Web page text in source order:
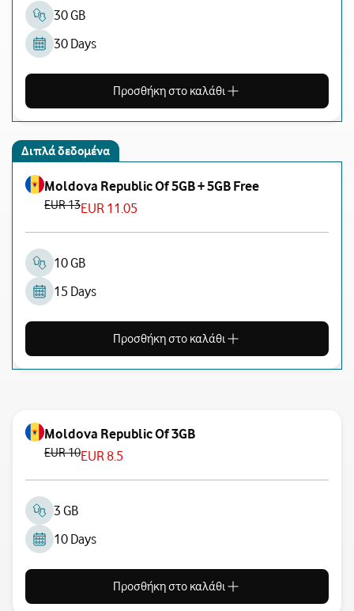
30 GB
30 Days
Προσθήκη στο καλάθι
Διπλά δεδομένα
Moldova Republic Of 5GB + 5GB Free
EUR 13EUR 11.05
10 GB
15 Days
Προσθήκη στο καλάθι
Moldova Republic Of 3GB
EUR 10EUR 8.5
3 GB
10 Days
Προσθήκη στο καλάθι